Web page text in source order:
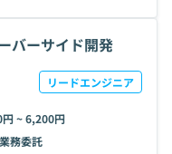
バーサイド開発
リードエンジニア
~ 6,200円
業務委託